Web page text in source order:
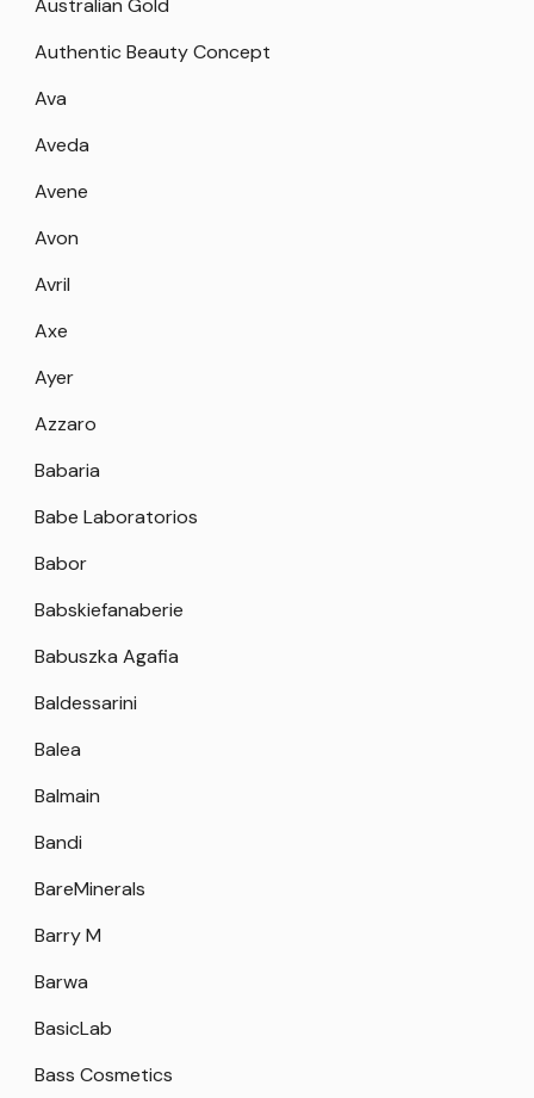
Australian Gold
Authentic Beauty Concept
Ava
Aveda
Avene
Avon
Avril
Axe
Ayer
Azzaro
Babaria
Babe Laboratorios
Babor
Babskiefanaberie
Babuszka Agafia
Baldessarini
Balea
Balmain
Bandi
BareMinerals
Barry M
Barwa
BasicLab
Bass Cosmetics